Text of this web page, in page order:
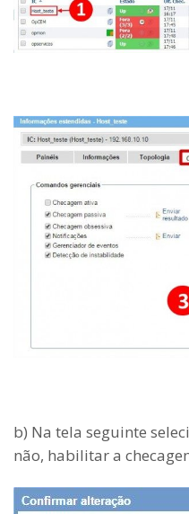
b) Na tela seguinte
não, habilitar a